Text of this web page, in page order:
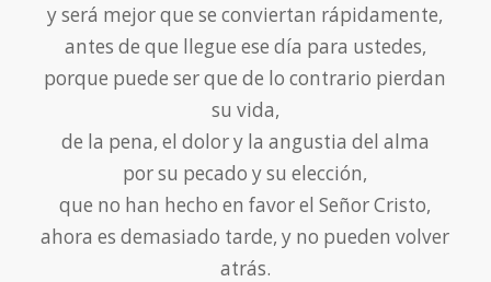
y será mejor que se conviertan rápidamente,
antes de que llegue ese día para ustedes,
porque puede ser que de lo contrario pierdan
su vida,
de la pena, el dolor y la angustia del alma
por su pecado y su elección,
que no han hecho en favor el Señor Cristo,
ahora es demasiado tarde, y no pueden volver
atrás.